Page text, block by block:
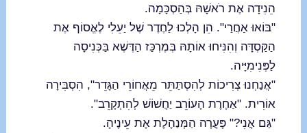
הֵנִידָה אֶת רֹאשָׁהּ בְּהַסְכָּמָה.
"בּוֹאוּ אַחֲרַי". הֵן הָלְכוּ לַחֶדֶר שֶׁל יַעֵלִי לֶאֱסוֹף אֶת
הַקַּסְדָּה וְהִנִּיחוּ אוֹתָהּ בְּמֶרְכַּז הַדֶּשֶׁא בַּכְּנִיסָה
לַפְּנִימִיָּיה.
"אֲנַחְנוּ צְרִיכוֹת לְהִסְתַּתֵּר מֵאֲחוֹרֵי הַגָּדֵר", הִסְבִּירָה
אוֹרִית. "אַחֶרֶת הָעוֹרֵב יַחֲשׁוֹשׁ לְהִתְקָרֵב".
"גַּם אֲנִי?" פָּעֲרָה הַמְּנַהֶלֶת אֶת עֵינֶיהָ.